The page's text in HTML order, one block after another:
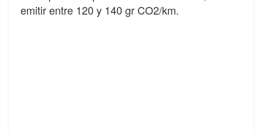
emitir entre 120 y 140 gr CO2/km.